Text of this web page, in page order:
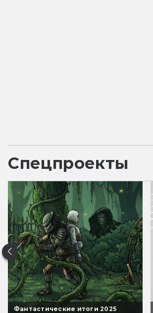
Спецпроекты
Фантастические итоги 2025